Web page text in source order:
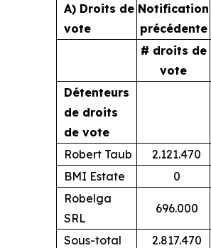
A) Droits de
vote
Notification
précédente
# droits de
vote
Détenteurs
de droits
de vote
Robert Taub
2.121.470
BMI Estate
0
Robelga
SRL
696.000
Sous-total 2.817.470